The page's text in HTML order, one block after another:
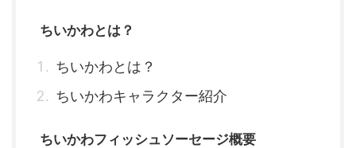
ちいかわとは？
ちいかわとは？
ちいかわキャラクター紹介
ちいかわフィッシュソーセージ概要